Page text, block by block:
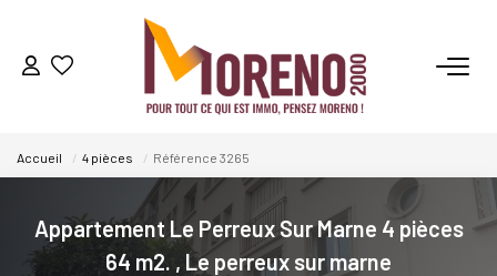
VENTES
LOCATIONS
GESTION
Accueil 4 pièces Référence 3265
Appartement Le Perreux Sur Marne 4 pièces
64 m2. , Le perreux sur marne